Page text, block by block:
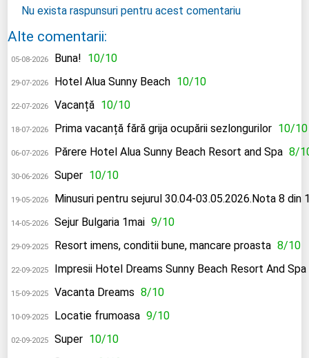
Nu exista raspunsuri pentru acest comentariu
Alte comentarii:
05-08-2026 Buna! 10/10
29-07-2026 Hotel Alua Sunny Beach 10/10
22-07-2026 Vacanță 10/10
18-07-2026 Prima vacanță fără grija ocupării sezlongurilor 10/10
06-07-2026 Părere Hotel Alua Sunny Beach Resort and Spa 8/
30-06-2026 Super 10/10
19-05-2026 Minusuri pentru sejurul 30.04-03.05.2026.Nota 8 din
14-05-2026 Sejur Bulgaria 1mai 9/10
29-09-2025 Resort imens, conditii bune, mancare proasta 8/10
22-09-2025 Impresii Hotel Dreams Sunny Beach Resort And Spa
15-09-2025 Vacanta Dreams 8/10
10-09-2025 Locatie frumoasa 9/10
02-09-2025 Super 10/10